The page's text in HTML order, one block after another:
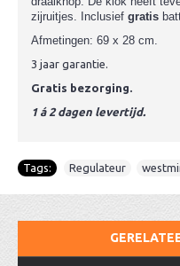
zijruitjes.
Inclusief gratis
Afmetingen: 69 x 28 cm.
3 jaar garantie.
Gratis bezorging.
1 á 2 dagen levertijd.
Tags: Regulateur